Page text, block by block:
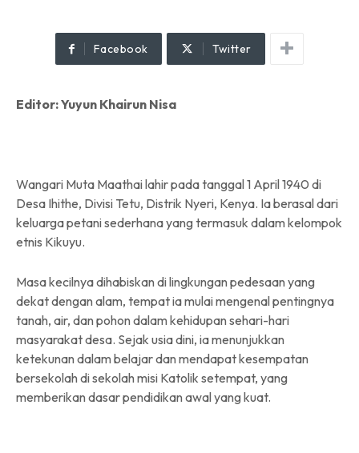
Facebook Twitter
Editor: Yuyun Khairun Nisa
Wangari Muta Maathai lahir pada tanggal 1 April 1940 di
Desa Ihithe, Divisi Tetu, Distrik Nyeri, Kenya. Ia berasal dari
keluarga petani sederhana yang termasuk dalam kelompok
etnis Kikuyu.
Masa kecilnya dihabiskan di lingkungan pedesaan yang
dekat dengan alam, tempat ia mulai mengenal pentingnya
tanah, air, dan pohon dalam kehidupan sehari-hari
masyarakat desa. Sejak usia dini, ia menunjukkan
ketekunan dalam belajar dan mendapat kesempatan
bersekolah di sekolah misi Katolik setempat, yang
memberikan dasar pendidikan awal yang kuat.